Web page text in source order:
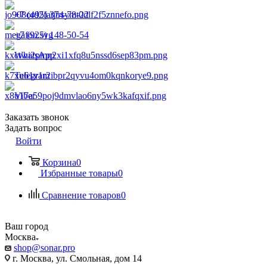
+7 (495) 374-78-22
+7 (925) 148-50-54
WhatsApp
Telegram
Viber
Заказать звонок
Задать вопрос
Войти
Корзина0
Избранные товары0
Сравнение товаров0
Ваш город
Москва
shop@sonar.pro
г. Москва, ул. Смольная, дом 14